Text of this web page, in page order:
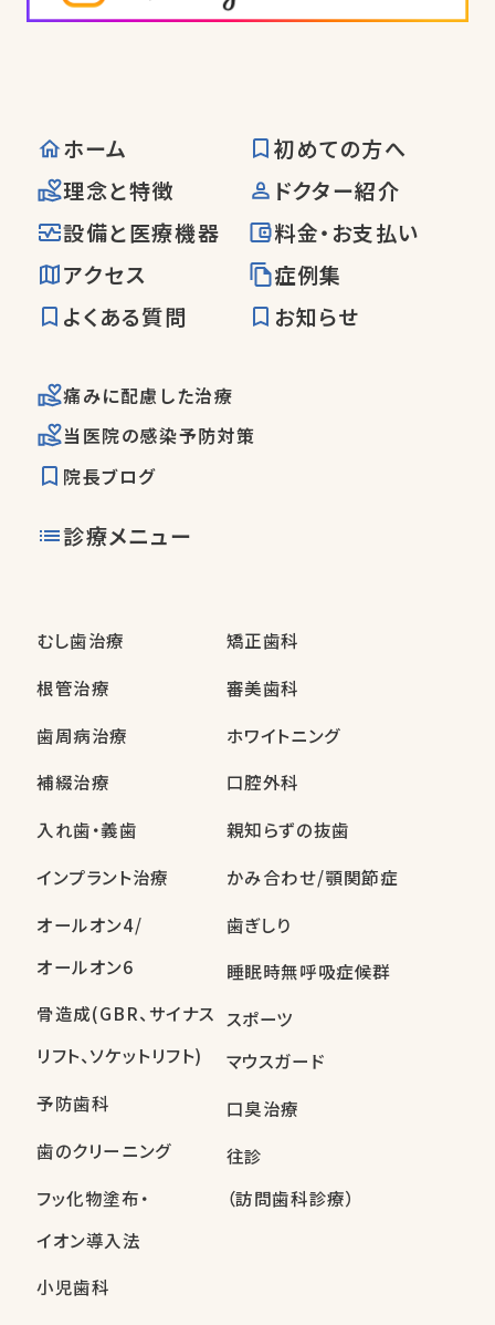
ホーム
初めての方へ
理念と特徴
ドクター紹介
設備と医療機器
料金・お支払い
アクセス
症例集
よくある質問
お知らせ
痛みに配慮した治療
当医院の感染予防対策
院長ブログ
診療メニュー
むし歯治療
根管治療
歯周病治療
補綴治療
入れ歯・義歯
インプラント治療
オールオン4/
オールオン6
骨造成(GBR、サイナス
リフト、ソケットリフト)
予防歯科
歯のクリーニング
フッ化物塗布・
イオン導入法
小児歯科
矯正歯科
審美歯科
ホワイトニング
口腔外科
親知らずの抜歯
かみ合わせ/顎関節症
歯ぎしり
睡眠時無呼吸症候群
スポーツ
マウスガード
口臭治療
往診
（訪問歯科診療）